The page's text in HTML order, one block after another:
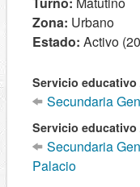
Zona: Urbano
Estado: Activo
Servicio
Secundaria
Servicio
Secundaria
Palacio